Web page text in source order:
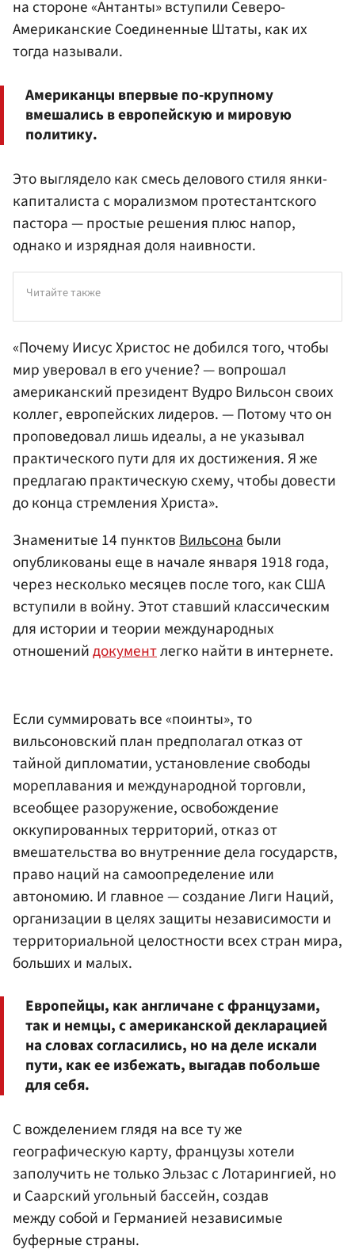
на стороне «Антанты» вступили Северо-
Американские Соединенные Штаты, как их
тогда называли.
Американцы впервые по-крупному
вмешались в европейскую и мировую
политику.
Это выглядело как смесь делового стиля янки-
капиталиста с морализмом протестантского
пастора — простые решения плюс напор,
однако и изрядная доля наивности.
Читайте также
«Почему Иисус Христос не добился того, чтобы
мир уверовал в его учение? — вопрошал
американский президент Вудро Вильсон своих
коллег, европейских лидеров. — Потому что он
проповедовал лишь идеалы, а не указывал
практического пути для их достижения. Я же
предлагаю практическую схему, чтобы довести
до конца стремленияХриста».
Знаменитые 14 пунктовВильсонабыли
опубликованы еще в начале января 1918 года,
через несколько месяцев после того, как США
вступили в войну. Этот ставший классическим
для истории и теории международных
отношенийдокументлегко найти в интернете.
Если суммировать все «поинты», то
вильсоновский план предполагал отказ от
тайной дипломатии, установление свободы
мореплавания и международной торговли,
всеобщее разоружение, освобождение
оккупированных территорий, отказ от
вмешательства во внутренние дела государств,
право наций на самоопределение или
автономию. И главное — создание Лиги Наций,
организации в целях защиты независимости и
территориальной целостности всех стран мира,
больших и малых.
Европейцы, как англичане с французами,
так и немцы, с американской декларацией
на словах согласились, но на деле искали
пути, как ее избежать, выгадав побольше
для себя.
С вожделением глядя на все ту же
географическую карту, французы хотели
заполучить не только Эльзас с Лотарингией, но
и Саарский угольный бассейн, создав
между собой и Германией независимые
буферные страны.